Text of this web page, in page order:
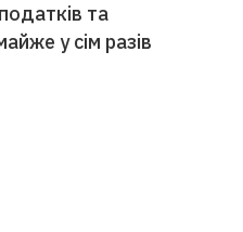
та
у сім разів